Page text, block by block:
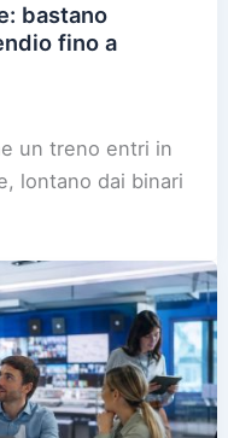
bastano
fino a
un treno entri in
lontano dai binari